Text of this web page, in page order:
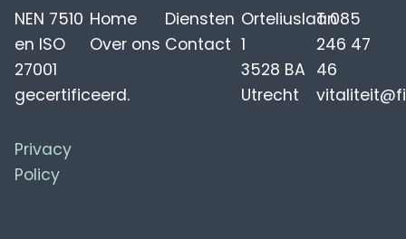
NEN 7510
en ISO
27001
gecertificeerd.
Privacy
Policy
Home
Over ons
Diensten
Contact
Orteliuslaan
1
3528 BA
Utrecht
T 085
246 47
46